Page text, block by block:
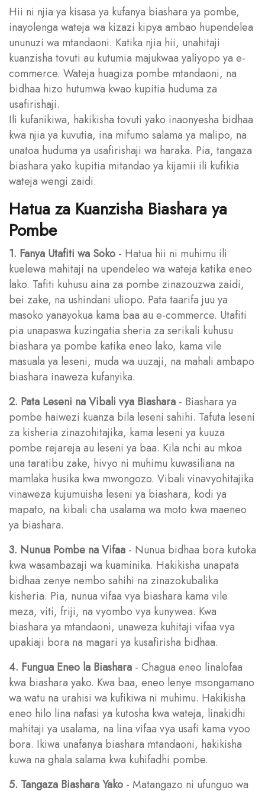
Hii ni njia ya kisasa ya kufanya biashara ya pombe,
inayolenga wateja wa kizazi kipya ambao hupendelea
ununuzi wa mtandaoni. Katika njia hii, unahitaji
kuanzisha tovuti au kutumia majukwaa yaliyopo ya e-
commerce. Wateja huagiza pombe mtandaoni, na
bidhaa hizo hutumwa kwao kupitia huduma za
usafirishaji.
Ili kufanikiwa, hakikisha tovuti yako inaonyesha bidhaa
kwa njia ya kuvutia, ina mifumo salama ya malipo, na
unatoa huduma ya usafirishaji wa haraka. Pia, tangaza
biashara yako kupitia mitandao ya kijamii ili kufikia
wateja wengi zaidi.
Hatua za Kuanzisha Biashara ya
Pombe
1. Fanya Utafiti wa Soko - Hatua hii ni muhimu ili
kuelewa mahitaji na upendeleo wa wateja katika eneo
lako. Tafiti kuhusu aina za pombe zinazouzwa zaidi,
bei zake, na ushindani uliopo. Pata taarifa juu ya
masoko yanayokua kama baa au e-commerce. Utafiti
pia unapaswa kuzingatia sheria za serikali kuhusu
biashara ya pombe katika eneo lako, kama vile
masuala ya leseni, muda wa uuzaji, na mahali ambapo
biashara inaweza kufanyika.
2. Pata Leseni na Vibali vya Biashara - Biashara ya
pombe haiwezi kuanza bila leseni sahihi. Tafuta leseni
za kisheria zinazohitajika, kama leseni ya kuuza
pombe rejareja au leseni ya baa. Kila nchi au mkoa
una taratibu zake, hivyo ni muhimu kuwasiliana na
mamlaka husika kwa mwongozo. Vibali vinavyohitajika
vinaweza kujumuisha leseni ya biashara, kodi ya
mapato, na kibali cha usalama wa moto kwa maeneo
ya biashara.
3. Nunua Pombe na Vifaa - Nunua bidhaa bora kutoka
kwa wasambazaji wa kuaminika. Hakikisha unapata
bidhaa zenye nembo sahihi na zinazokubalika
kisheria. Pia, nunua vifaa vya biashara kama vile
meza, viti, friji, na vyombo vya kunywea. Kwa
biashara ya mtandaoni, unaweza kuhitaji vifaa vya
upakiaji bora na magari ya kusafirisha bidhaa.
4. Fungua Eneo la Biashara - Chagua eneo linalofaa
kwa biashara yako. Kwa baa, eneo lenye msongamano
wa watu na urahisi wa kufikiwa ni muhimu. Hakikisha
eneo hilo lina nafasi ya kutosha kwa wateja, linakidhi
mahitaji ya usalama, na lina vifaa vya usafi kama vyoo
bora. Ikiwa unafanya biashara mtandaoni, hakikisha
kuwa na ghala salama kwa kuhifadhi pombe.
5. Tangaza Biashara Yako - Matangazo ni ufunguo wa